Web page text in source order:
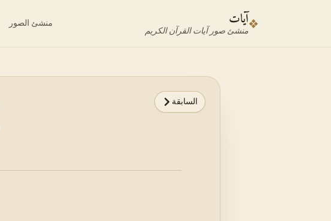
❖آيات
منشئ صور آيات القرآن الكريم
منشئ الصور
السابقة